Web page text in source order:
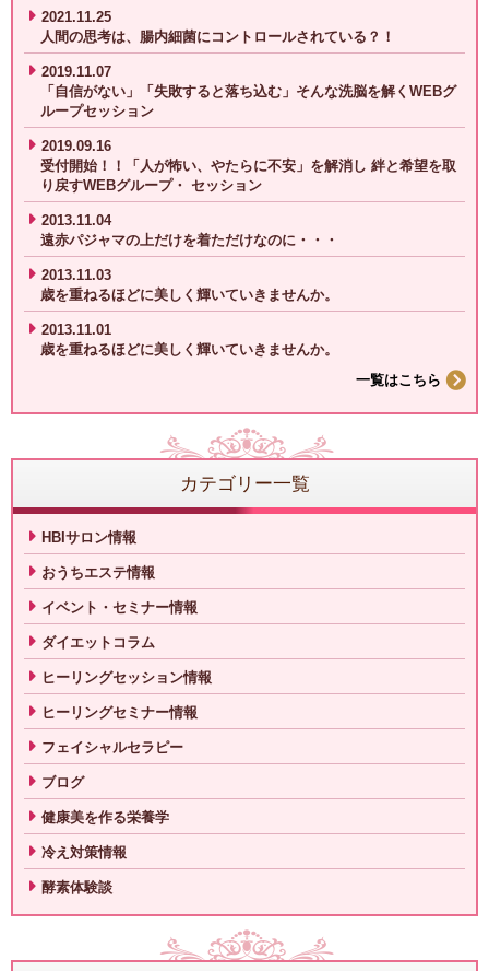
2021.11.25
人間の思考は、腸内細菌にコントロールされている？！
2019.11.07
「自信がない」「失敗すると落ち込む」そんな洗脳を解くWEBグ
ループセッション
2019.09.16
受付開始！！「人が怖い、やたらに不安」を解消し 絆と希望を取
り戻すWEBグループ・ セッション
2013.11.04
遠赤パジャマの上だけを着ただけなのに・・・
2013.11.03
歳を重ねるほどに美しく輝いていきませんか。
2013.11.01
歳を重ねるほどに美しく輝いていきませんか。
一覧はこちら
カテゴリー一覧
HBIサロン情報
おうちエステ情報
イベント・セミナー情報
ダイエットコラム
ヒーリングセッション情報
ヒーリングセミナー情報
フェイシャルセラピー
ブログ
健康美を作る栄養学
冷え対策情報
酵素体験談